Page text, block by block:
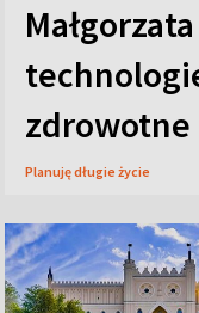
zdrowotne
Planuję długie życie